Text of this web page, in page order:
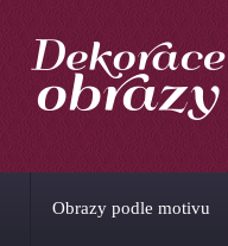
Obrazy podle motivu